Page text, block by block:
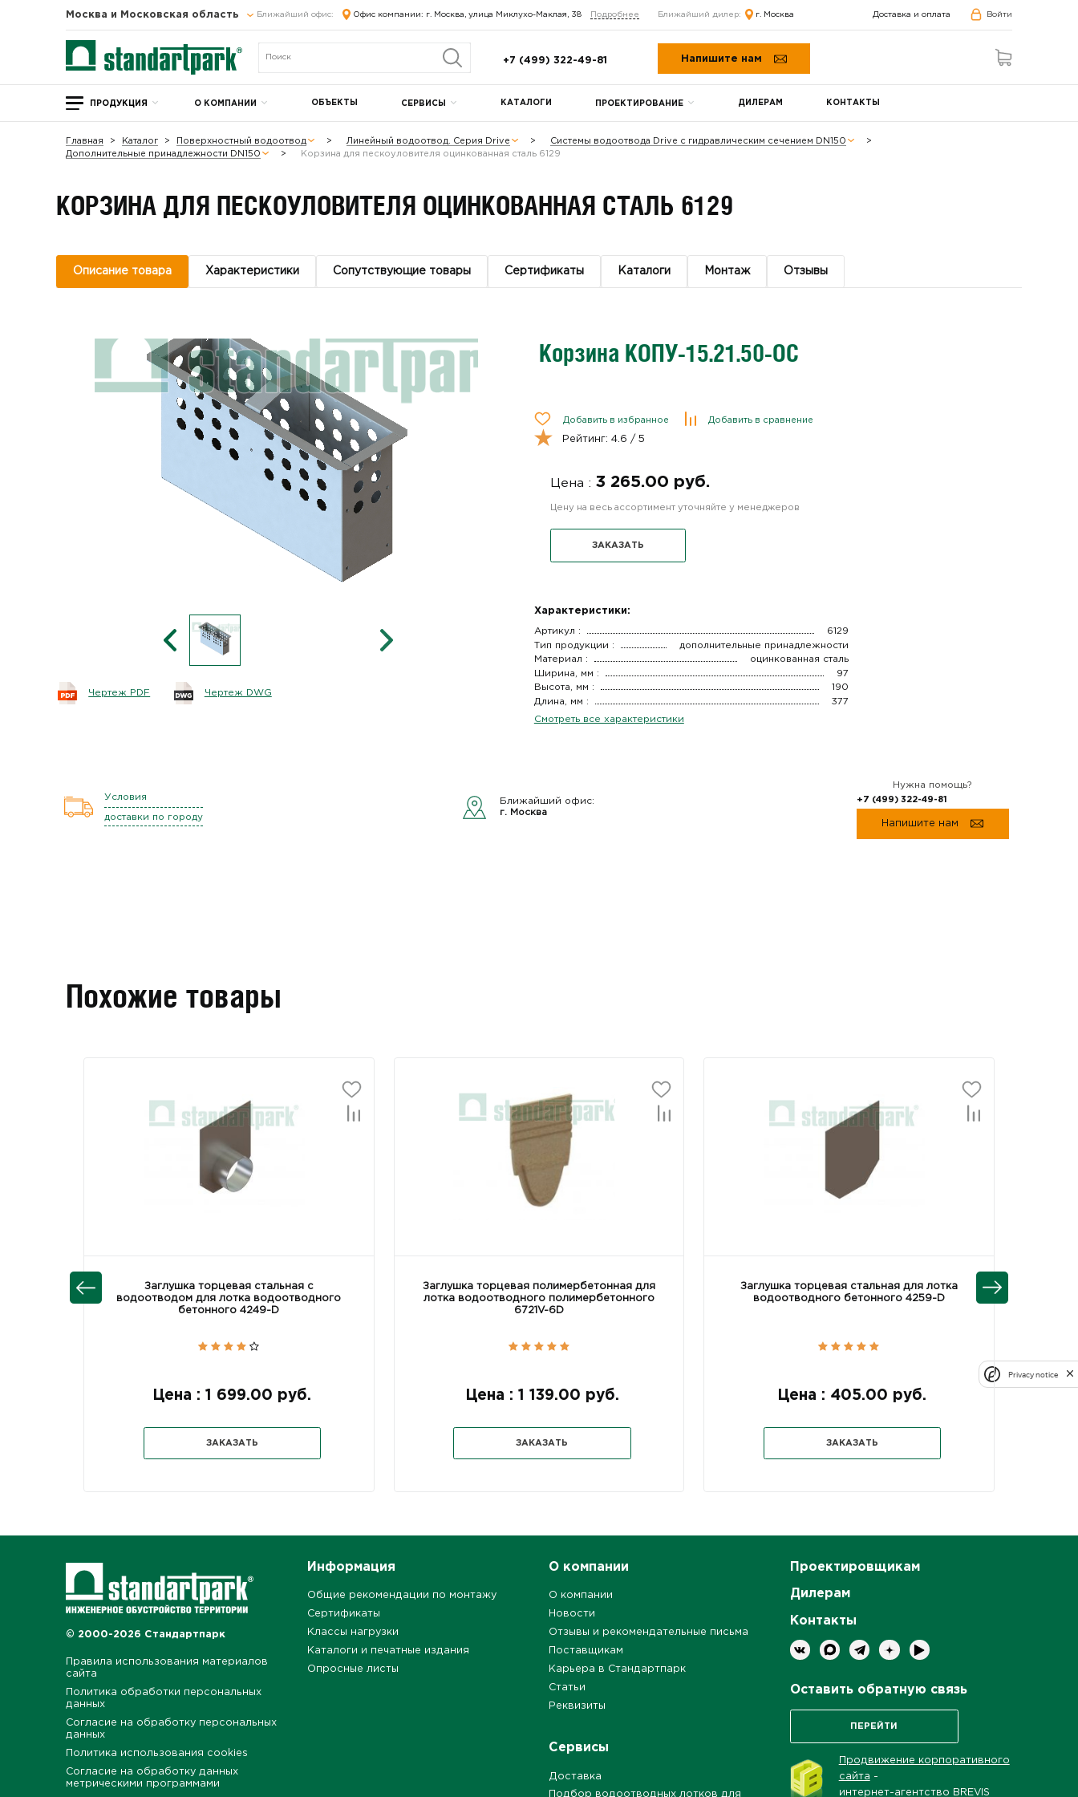
Москва и Московская область Ближайший офис: Офис компании: г. Москва, улица Миклухо-Маклая, 38 Подробнее Ближайший дилер: г. Москва Доставка и оплата Войти
+7 (499) 322-49-81 Напишите нам
ПРОДУКЦИЯ О КОМПАНИИ ОБЪЕКТЫ СЕРВИСЫ КАТАЛОГИ ПРОЕКТИРОВАНИЕ ДИЛЕРАМ КОНТАКТЫ
Главная Каталог Поверхностный водоотвод Линейный водоотвод. Серия Drive
Системы водоотвода Drive с гидравлическим сечением DN150
Дополнительные принадлежности DN150
Корзина для пескоуловителя оцинкованная сталь 6129
КОРЗИНА ДЛЯ ПЕСКОУЛОВИТЕЛЯ ОЦИНКОВАННАЯ СТАЛЬ 6129
Описание товара Характеристики Сопутствующие товары Сертификаты Каталоги Монтаж Отзывы
Корзина КОПУ-15.21.50-ОС
Чертеж PDF Чертеж DWG
Добавить в избранное Добавить в сравнение
Рейтинг: 4.6 / 5
Цена : 3 265.00 руб.
Цену на весь ассортимент уточняйте у менеджеров
ЗАКАЗАТЬ
Характеристики:
Артикул :
6129
Тип продукции :
дополнительные принадлежности
Материал :
оцинкованная сталь
Ширина, мм :
97
Высота, мм :
190
Длина, мм :
377
Смотреть все характеристики
Условия
доставки по городу
Ближайший офис:
г. Москва
Нужна помощь?
+7 (499) 322-49-81
Напишите нам
Похожие товары
Заглушка торцевая стальная с
водоотводом для лотка водоотводного
бетонного 4249-D
Цена : 1 699.00 руб.
ЗАКАЗАТЬ
Заглушка торцевая полимербетонная для
лотка водоотводного полимербетонного
6721V-6D
Цена : 1 139.00 руб.
ЗАКАЗАТЬ
Заглушка торцевая стальная для лотка
водоотводного бетонного 4259-D
Цена : 405.00 руб.
ЗАКАЗАТЬ
© 2000-2026 Стандартпарк
Правила использования материалов
сайта
Политика обработки персональных
данных
Согласие на обработку персональных
данных
Политика использования cookies
Согласие на обработку данных
метрическими программами
Информация
Общие рекомендации по монтажу
Сертификаты
Классы нагрузки
Каталоги и печатные издания
Опросные листы
О компании
О компании
Новости
Отзывы и рекомендательные письма
Поставщикам
Карьера в Стандартпарк
Статьи
Реквизиты
Сервисы
Доставка
Подбор водоотводных лотков для
Проектировщикам
Дилерам
Контакты
Оставить обратную связь
ПЕРЕЙТИ
Продвижение корпоративного
сайта -
интернет-агентство BREVIS
Privacy notice